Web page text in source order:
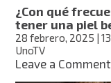
¿Con qué
tener una piel
28 febrero, 2025 |
UnoTV
Leave a Comment